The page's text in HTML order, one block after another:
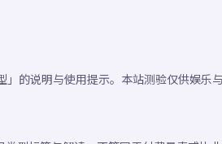
的说明与使用提示。本站测验仅供娱乐与